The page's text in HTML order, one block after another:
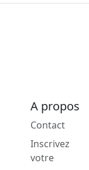
A propos
Contact
Inscrivez
votre